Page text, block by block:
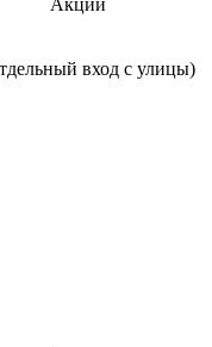
вход с улицы)